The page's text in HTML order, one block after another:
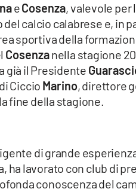
eCosenza, valevole per
calcio calabrese e, in
sportiva della
Cosenzanella stagione
già il Presidente
Ciccio Marino, direttore
fine della stagione.
di grande
ha lavorato con club di
conoscenza del